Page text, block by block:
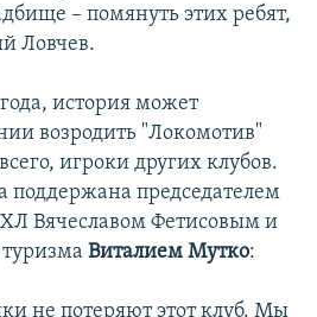
– помянуть этих ребят,
Ловчев.
история может
возродить "Локомотив"
игроки других клубов.
поддержана председателем
Вячеславом Фетисовым и
Виталием Мутко:
не потеряют этот клуб. Мы